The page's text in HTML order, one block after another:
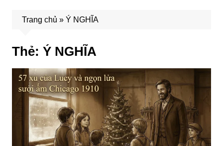
Trang chủ » Ý NGHĨA
Thẻ: Ý NGHĨA